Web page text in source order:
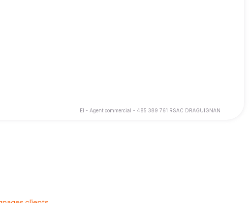
EI - Agent commercial - 485 389 761 RSAC DRAGUIGNAN